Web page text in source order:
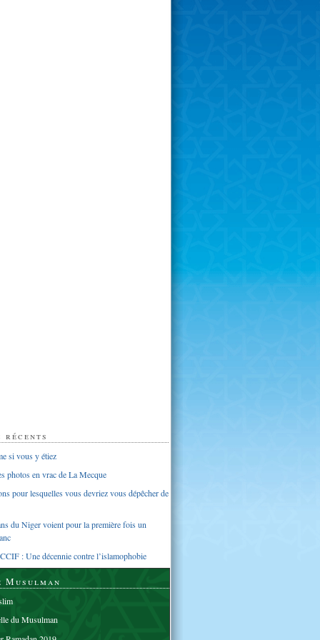
si vous y étiez
photos en vrac de La Mecque
pour lesquelles vous devriez vous dépêcher de
du Niger voient pour la première fois un
: Une décennie contre l’islamophobie
Musulman
du Musulman